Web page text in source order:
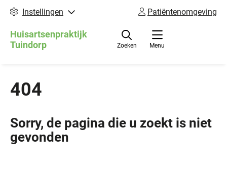
Instellingen Patiëntenomgeving
Huisartsenpraktijk
Tuindorp
Menu
Zoeken
Sorry, de pagina die u zoekt is niet
gevonden
404